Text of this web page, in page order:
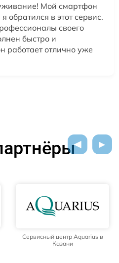
Мой смартфон
обратился в этот сервис.
своего
быстро и
работает отлично уже
Сервисный центр Aquarius в
Казани